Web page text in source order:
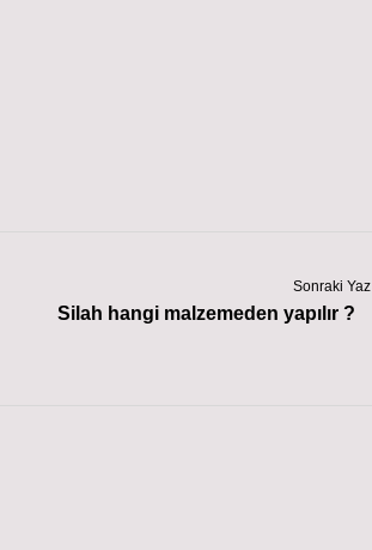
Sonraki
Silah hangi malzemeden yapılır ?